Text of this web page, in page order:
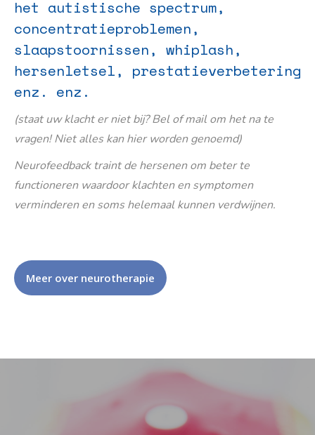
het autistische spectrum,
concentratieproblemen,
slaapstoornissen, whiplash,
hersenletsel, prestatieverbetering
enz. enz.
(staat uw klacht er niet bij? Bel of mail om het na te
vragen! Niet alles kan hier worden genoemd)
Neurofeedback traint de hersenen om beter te
functioneren waardoor klachten en symptomen
verminderen en soms helemaal kunnen verdwijnen.
Meer over neurotherapie